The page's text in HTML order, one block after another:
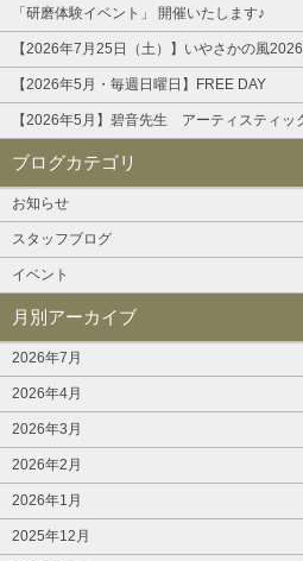
「研磨体験イベント」 開催いたします♪
【2026年7月25日（土）】いやさかの風
【2026年5月・毎週日曜日】FREE DAY
【2026年5月】碧音先生 アーティスティッ
ブログカテゴリ
お知らせ
スタッフブログ
イベント
月別アーカイブ
2026年7月
2026年4月
2026年3月
2026年2月
2026年1月
2025年12月